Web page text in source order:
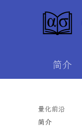
简介
量化前沿
简介